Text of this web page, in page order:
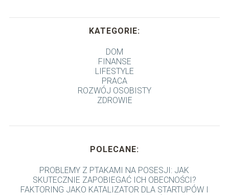
KATEGORIE:
DOM
FINANSE
LIFESTYLE
PRACA
ROZWÓJ OSOBISTY
ZDROWIE
POLECANE:
PROBLEMY Z PTAKAMI NA POSESJI: JAK
SKUTECZNIE ZAPOBIEGAĆ ICH OBECNOŚCI?
FAKTORING JAKO KATALIZATOR DLA STARTUPÓW I